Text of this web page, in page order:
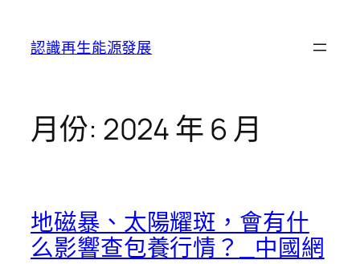
認識再生能源發展
月份: 2024 年 6 月
地磁暴、太陽耀斑，會有什
么影響查包養行情？_中國網